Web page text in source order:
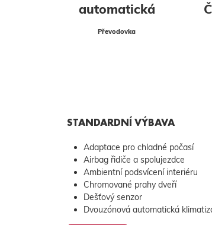
automatická
Převodovka
STANDARDNÍ VÝBAVA
Adaptace pro chladné počasí
Airbag řidiče a spolujezdce
Ambientní podsvícení interiéru
Chromované prahy dveří
Dešťový senzor
Dvouzónová automatická